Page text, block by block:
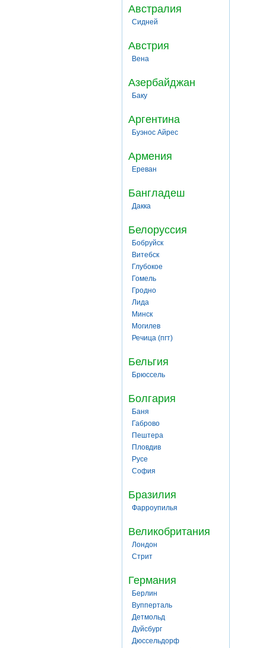
Австралия
Сидней
Австрия
Вена
Азербайджан
Баку
Аргентина
Буэнос Айрес
Армения
Ереван
Бангладеш
Дакка
Белоруссия
Бобруйск
Витебск
Глубокое
Гомель
Гродно
Лида
Минск
Могилев
Речица (пгт)
Бельгия
Брюссель
Болгария
Баня
Габрово
Пештера
Пловдив
Русе
София
Бразилия
Фарроупилья
Великобритания
Лондон
Стрит
Германия
Берлин
Вупперталь
Детмольд
Дуйсбург
Дюссельдорф